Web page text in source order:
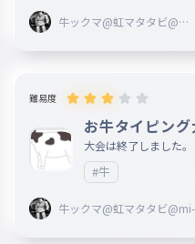
020
簡単な飼い方
kantannakaikatadekaou
牛ックマ@虹マタタビ@mi-
難易度
お牛タイピング
大会は終了しました。
#牛
牛ックマ@虹マタタビ